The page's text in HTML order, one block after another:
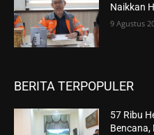
Naikkan
9 Agustus
BERITA TERPOPULER
57 Ribu